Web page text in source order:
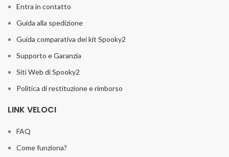
Entra in contatto
Guida alla spedizione
Guida comparativa dei kit Spooky2
Supporto e Garanzia
Siti Web di Spooky2
Politica di restituzione e rimborso
LINK VELOCI
FAQ
Come funziona?